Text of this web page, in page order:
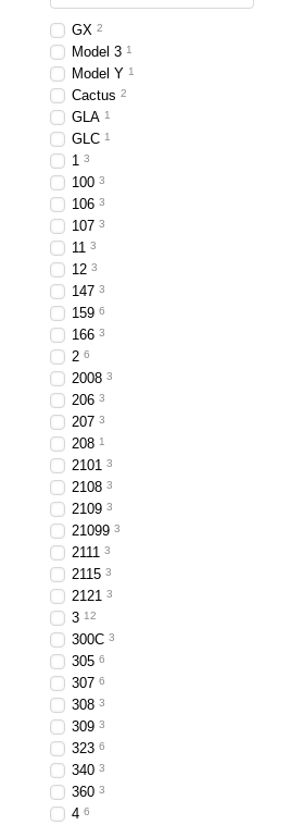
GX 2
Model 3 1
Model Y 1
Cactus 2
GLA 1
GLC 1
1 3
100 3
106 3
107 3
11 3
12 3
147 3
159 6
166 3
2 6
2008 3
206 3
207 3
208 1
2101 3
2108 3
2109 3
21099 3
2111 3
2115 3
2121 3
3 12
300C 3
305 6
307 6
308 3
309 3
323 6
340 3
360 3
4 6